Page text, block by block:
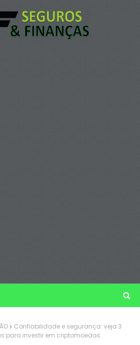
Confiabilidade e segurança: veja 3
para investir em criptomoedas